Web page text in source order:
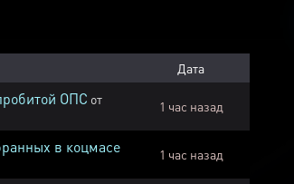
Дата
ОПС от
1 час назад
в коцмасе 1 час назад